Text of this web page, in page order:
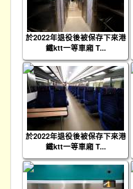
於2022年退役後被保存下來港
鐵ktt一等車廂 T...
於2022年退役後被保存下來港
鐵ktt一等車廂 T...